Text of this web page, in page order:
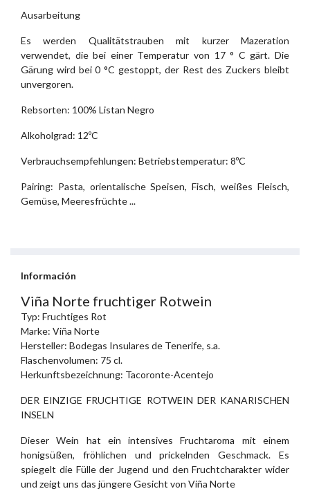
Ausarbeitung
Es werden Qualitätstrauben mit kurzer Mazeration
verwendet, die bei einer Temperatur von 17 ° C gärt. Die
Gärung wird bei 0 °C gestoppt, der Rest des Zuckers bleibt
unvergoren.
Rebsorten: 100% Listan Negro
Alkoholgrad: 12ºC
Verbrauchsempfehlungen: Betriebstemperatur: 8ºC
Pairing: Pasta, orientalische Speisen, Fisch, weißes Fleisch,
Gemüse, Meeresfrüchte ...
Información
Viña Norte fruchtiger Rotwein
Typ: Fruchtiges Rot
Marke: Viña Norte
Hersteller: Bodegas Insulares de Tenerife, s.a.
Flaschenvolumen: 75 cl.
Herkunftsbezeichnung: Tacoronte-Acentejo
DER EINZIGE FRUCHTIGE ROTWEIN DER KANARISCHEN
INSELN
Dieser Wein hat ein intensives Fruchtaroma mit einem
honigsüßen, fröhlichen und prickelnden Geschmack. Es
spiegelt die Fülle der Jugend und den Fruchtcharakter wider
und zeigt uns das jüngere Gesicht von Viña Norte